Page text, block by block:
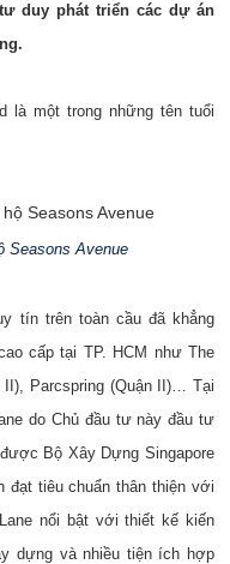
duy phát triển các dự án
là một trong những tên tuổi
Seasons Avenue
tín trên toàn cầu đã khẳng
cấp tại TP. HCM như The
II), Parcspring (Quận II)… Tại
do Chủ đầu tư này đầu tư
Bộ Xây Dựng Singapore
đạt tiêu chuẩn thân thiện với
nổi bật với thiết kế kiến
dựng và nhiều tiện ích hợp